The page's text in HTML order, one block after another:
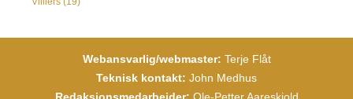
Webansvarlig/webmaster: Terje Flåt
Teknisk kontakt: John Medhus